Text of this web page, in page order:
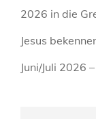
2026 in die
Jesus
Juni/Juli 2026